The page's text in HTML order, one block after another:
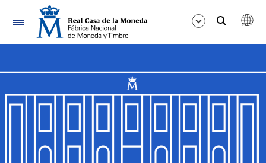
Nabigazioa
Erakutsi/Ezkutatu
Erakutsi/Ezkutatu